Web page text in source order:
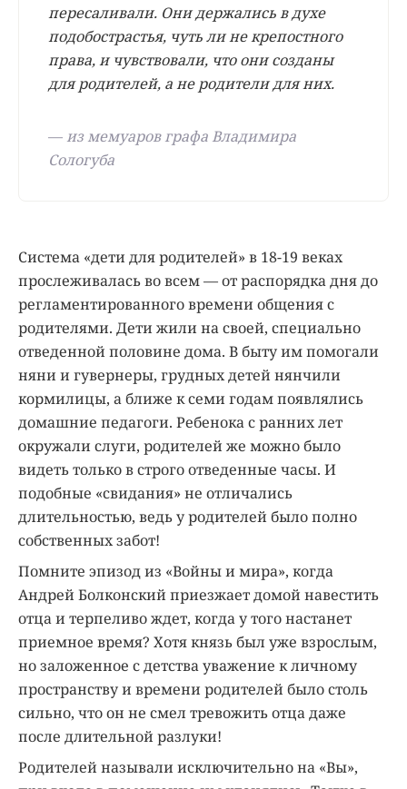
пересаливали. Они держались в духе
подобострастья, чуть ли не крепостного
права, и чувствовали, что они созданы
для родителей, а не родители для них.
— из мемуаров графа Владимира
Сологуба
Система «дети для родителей» в 18-19 веках
прослеживалась во всем — от распорядка дня до
регламентированного времени общения с
родителями. Дети жили на своей, специально
отведенной половине дома. В быту им помогали
няни и гувернеры, грудных детей нянчили
кормилицы, а ближе к семи годам появлялись
домашние педагоги. Ребенока с ранних лет
окружали слуги, родителей же можно было
видеть только в строго отведенные часы. И
подобные «свидания» не отличались
длительностью, ведь у родителей было полно
собственных забот!
Помните эпизод из «Войны и мира», когда
Андрей Болконский приезжает домой навестить
отца и терпеливо ждет, когда у того настанет
приемное время? Хотя князь был уже взрослым,
но заложенное с детства уважение к личному
пространству и времени родителей было столь
сильно, что он не смел тревожить отца даже
после длительной разлуки!
Родителей называли исключительно на «Вы»,